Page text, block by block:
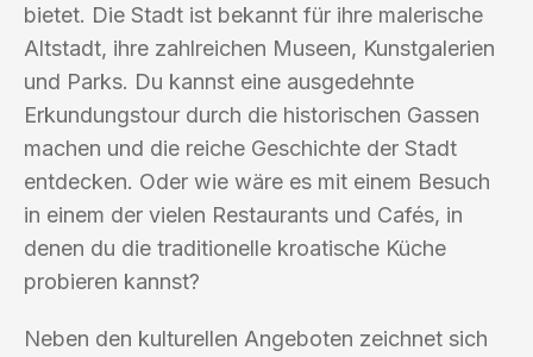
bietet. Die Stadt ist bekannt für ihre malerische
Altstadt, ihre zahlreichen Museen, Kunstgalerien
und Parks. Du kannst eine ausgedehnte
Erkundungstour durch die historischen Gassen
machen und die reiche Geschichte der Stadt
entdecken. Oder wie wäre es mit einem Besuch
in einem der vielen Restaurants und Cafés, in
denen du die traditionelle kroatische Küche
probieren kannst?
Neben den kulturellen Angeboten zeichnet sich